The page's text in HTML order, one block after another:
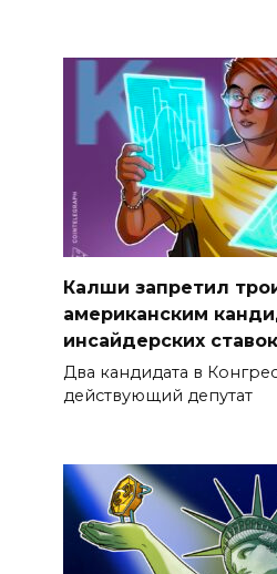
Калши запретил
американским
инсайдерских
Два кандидата в
действующий депутат